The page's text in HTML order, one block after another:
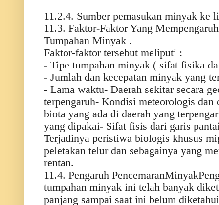
11.2.4. Sumber pemasukan minyak ke
11.3. Faktor-Faktor Yang
Tumpahan Minyak .
Faktor-faktor tersebut meliputi :
- Tipe tumpahan minyak ( sifat fisika
- Jumlah dan kecepatan minyak yang
- Lama waktu- Daerah sekitar secara
terpengaruh- Kondisi meteorologis
biota yang ada di daerah yang
yang dipakai- Sifat fisis dari garis
Terjadinya peristiwa biologis khusus
peletakan telur dan sebagainya yang
rentan.
11.4. Pengaruh
tumpahan minyak ini telah banyak
panjang sampai saat ini belum